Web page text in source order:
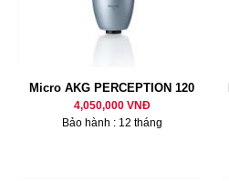
Micro AKG PERCEPTION 120
4,050,000 VNĐ
Bảo hành : 12 tháng